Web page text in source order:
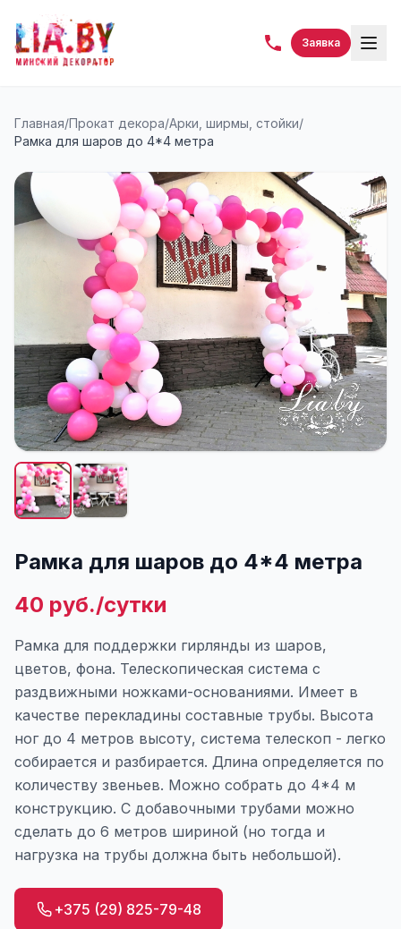
Заявка
Главная/Прокат декора/Арки, ширмы, стойки/
Рамка для шаров до 4*4 метра
Рамка для шаров до 4*4 метра
40 руб./сутки
Рамка для поддержки гирлянды из шаров,
цветов, фона. Телескопическая система с
раздвижными ножками-основаниями. Имеет в
качестве перекладины составные трубы. Высота
ног до 4 метров высоту, система телескоп - легко
собирается и разбирается. Длина определяется по
количеству звеньев. Можно собрать до 4*4 м
конструкцию. С добавочными трубами можно
сделать до 6 метров шириной (но тогда и
нагрузка на трубы должна быть небольшой).
+375 (29) 825-79-48